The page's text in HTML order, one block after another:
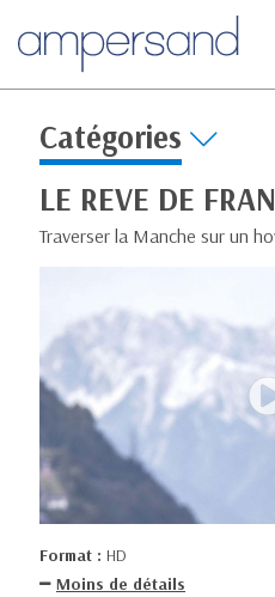
Catégories
LE REVE DE
Traverser la Manche sur un
Format : HD
Moins de détails